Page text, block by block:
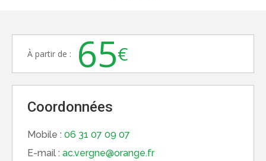
À partir de : 65€
Coordonnées
Mobile : 06 31 07 09 07
E-mail : ac.vergne@orange.fr